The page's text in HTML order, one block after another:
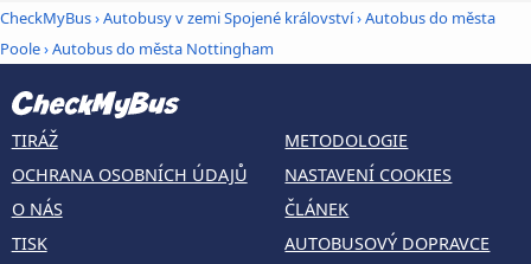
CheckMyBus›Autobusy v zemi Spojené království›Autobus do města
Poole›Autobus do města Nottingham
TIRÁŽ
OCHRANA OSOBNÍCH ÚDAJŮ
O NÁS
TISK
METODOLOGIE
NASTAVENÍ COOKIES
ČLÁNEK
AUTOBUSOVÝ DOPRAVCE